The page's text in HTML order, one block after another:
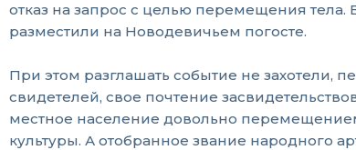
отказ на запрос с целью перемещения тела.
разместили на Новодевичьем погосте.
При этом разглашать событие не захотели,
свидетелей, свое почтение
местное население довольно
культуры. А отобранное звание народного